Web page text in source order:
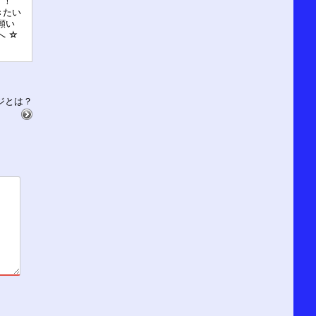
たい
い
☆
とは？